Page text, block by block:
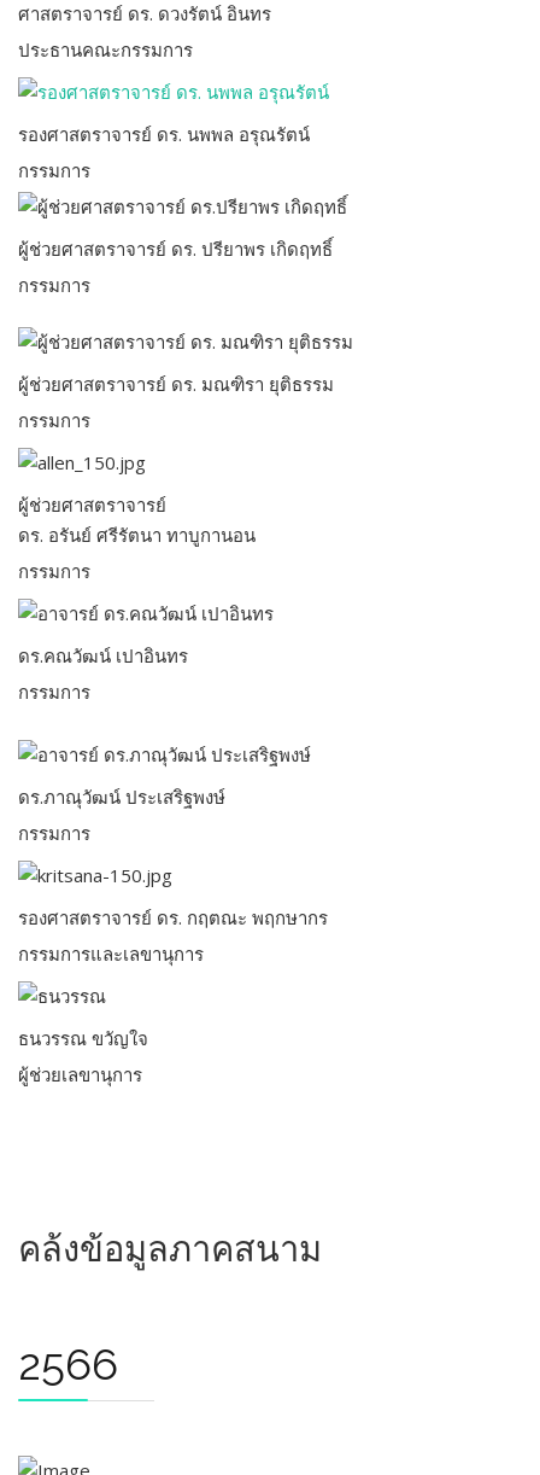
ศาสตราจารย์ ดร. ดวงรัตน์ อินทร
ประธานคณะกรรมการ
รองศาสตราจารย์ ดร. นพพล อรุณรัตน์
กรรมการ
ผู้ช่วยศาสตราจารย์ ดร. ปรียาพร เกิดฤทธิ์
กรรมการ
ผู้ช่วยศาสตราจารย์ ดร. มณฑิรา ยุติธรรม
กรรมการ
ผู้ช่วยศาสตราจารย์
ดร. อรันย์ ศรีรัตนา ทาบูกานอน
กรรมการ
ดร.คณวัฒน์ เปาอินทร
กรรมการ
ดร.ภาณุวัฒน์ ประเสริฐพงษ์
กรรมการ
รองศาสตราจารย์ ดร. กฤตณะ พฤกษากร
กรรมการและเลขานุการ
ธนวรรณ ขวัญใจ
ผู้ช่วยเลขานุการ
คล้งข้อมูลภาคสนาม
2566